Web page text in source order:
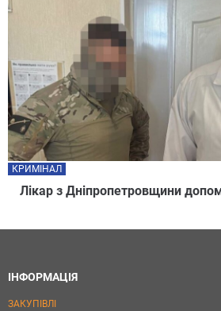
Лікар з Дніпропетровщини
КРИМІНАЛ
ІНФОРМАЦІЯ
ЗАКУПІВЛІ